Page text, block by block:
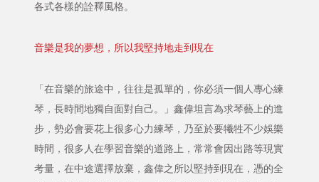
各式各樣的詮釋風格。
音樂是我的夢想，所以我堅持地走到現在
「在音樂的旅途中，往往是孤單的，你必須一個人專心練
琴，長時間地獨自面對自己。」鑫偉坦言為求琴藝上的進
步，勢必會要花上很多心力練琴，乃至於要犧牲不少娛樂
時間，很多人在學習音樂的道路上，常常會因出路等現實
考量，在中途選擇放棄，鑫偉之所以堅持到現在，憑的全